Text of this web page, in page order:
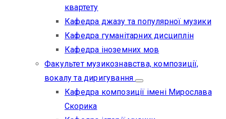
квартету
Кафедра джазу та популярної музики
Кафедра гуманітарних дисциплін
Кафедра іноземних мов
Факультет музикознавства, композиції,
вокалу та диригування
Кафедра композиції імені Мирослава
Скорика